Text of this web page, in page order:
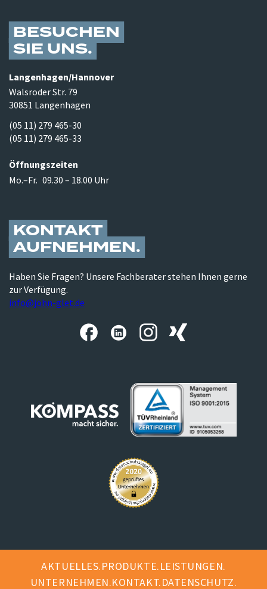
BESUCHEN
SIE UNS
Langenhagen/​Hannover
Walsroder Str. 79
30851 Langenhagen
(05 11) 279 465-30
(05 11) 279 465-33
Öffnungszeiten
Mo.–Fr. 09.30 – 18.00 Uhr
KONTAKT
AUFNEHMEN
Haben Sie Fragen? Unsere Fachberater stehen Ihnen gerne
zur Verfügung.
info@john-glet.de
AKTUELLES PRODUKTE LEISTUNGEN
UNTERNEHMEN KONTAKT DATENSCHUTZ